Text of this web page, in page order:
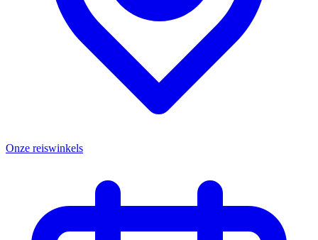
Onze reiswinkels